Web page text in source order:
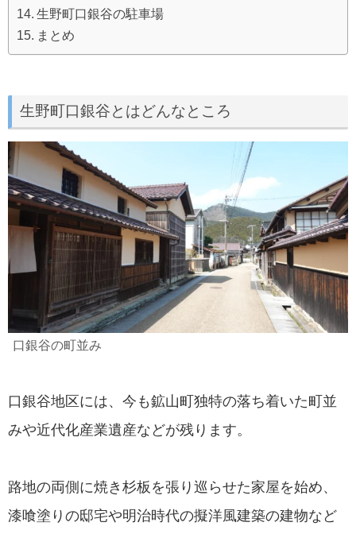
生野町口銀谷の駐車場
まとめ
生野町口銀谷とはどんなところ
口銀谷の町並み
口銀谷地区には、今も鉱山町独特の落ち着いた町並
みや近代化産業遺産などが残ります。
路地の両側に焼き杉板を張り巡らせた家屋を始め、
漆喰塗りの邸宅や明治時代の擬洋風建築の建物など